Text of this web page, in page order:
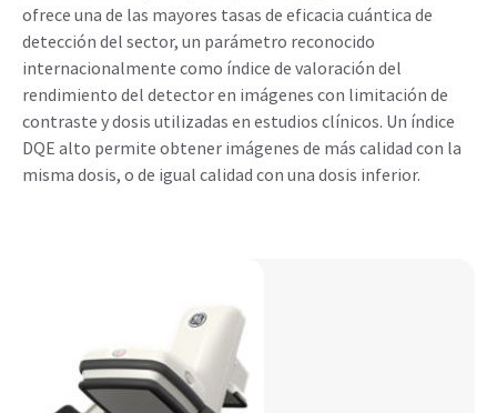
ofrece una de las mayores tasas de eficacia cuántica de
detección del sector, un parámetro reconocido
internacionalmente como índice de valoración del
rendimiento del detector en imágenes con limitación de
contraste y dosis utilizadas en estudios clínicos. Un índice
DQE alto permite obtener imágenes de más calidad con la
misma dosis, o de igual calidad con una dosis inferior.